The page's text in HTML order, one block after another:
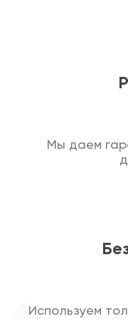
Мы даем
Используем